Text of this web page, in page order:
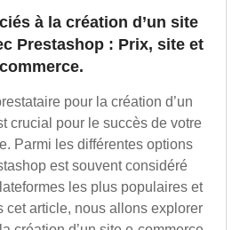
à la création d’un site
Prestashop : Prix, site et
commerce.
pour la création d’un
crucial pour le succès de votre
Parmi les différentes options
est souvent considéré
les plus populaires et
cet article, nous allons explorer